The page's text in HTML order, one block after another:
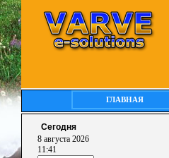
ГЛАВНАЯ
Сегодня
8 августа 2026
11:41